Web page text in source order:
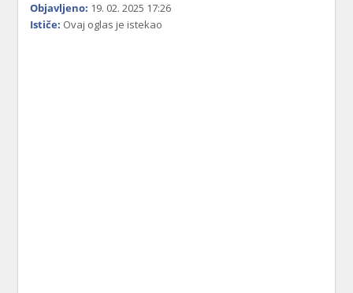
Objavljeno: 19. 02. 2025 17:26
Ističe: Ovaj oglas je istekao